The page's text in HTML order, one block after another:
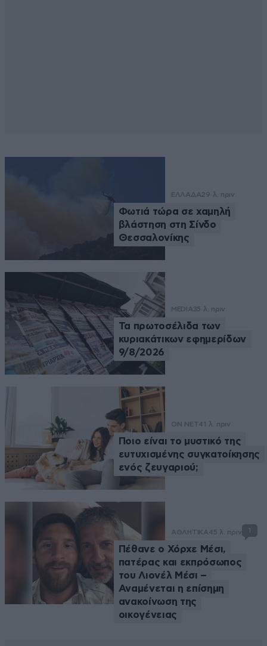
ΕΛΛΑΔΑ29 λ. πριν
Φωτιά τώρα σε χαμηλή
βλάστηση στη Σίνδο
Θεσσαλονίκης
MEDIA35 λ. πριν
Τα πρωτοσέλιδα των
κυριακάτικων εφημερίδων
9/8/2026
ON NET41 λ. πριν
Ποιο είναι το μυστικό της
ευτυχισμένης συγκατοίκησης
ενός ζευγαριού;
ΑΘΛΗΤΙΚΑ45 λ. πριν 1
Πέθανε ο Χόρχε Μέσι,
πατέρας και εκπρόσωπος
του Λιονέλ Μέσι –
Αναμένεται η επίσημη
ανακοίνωση της
οικογένειας